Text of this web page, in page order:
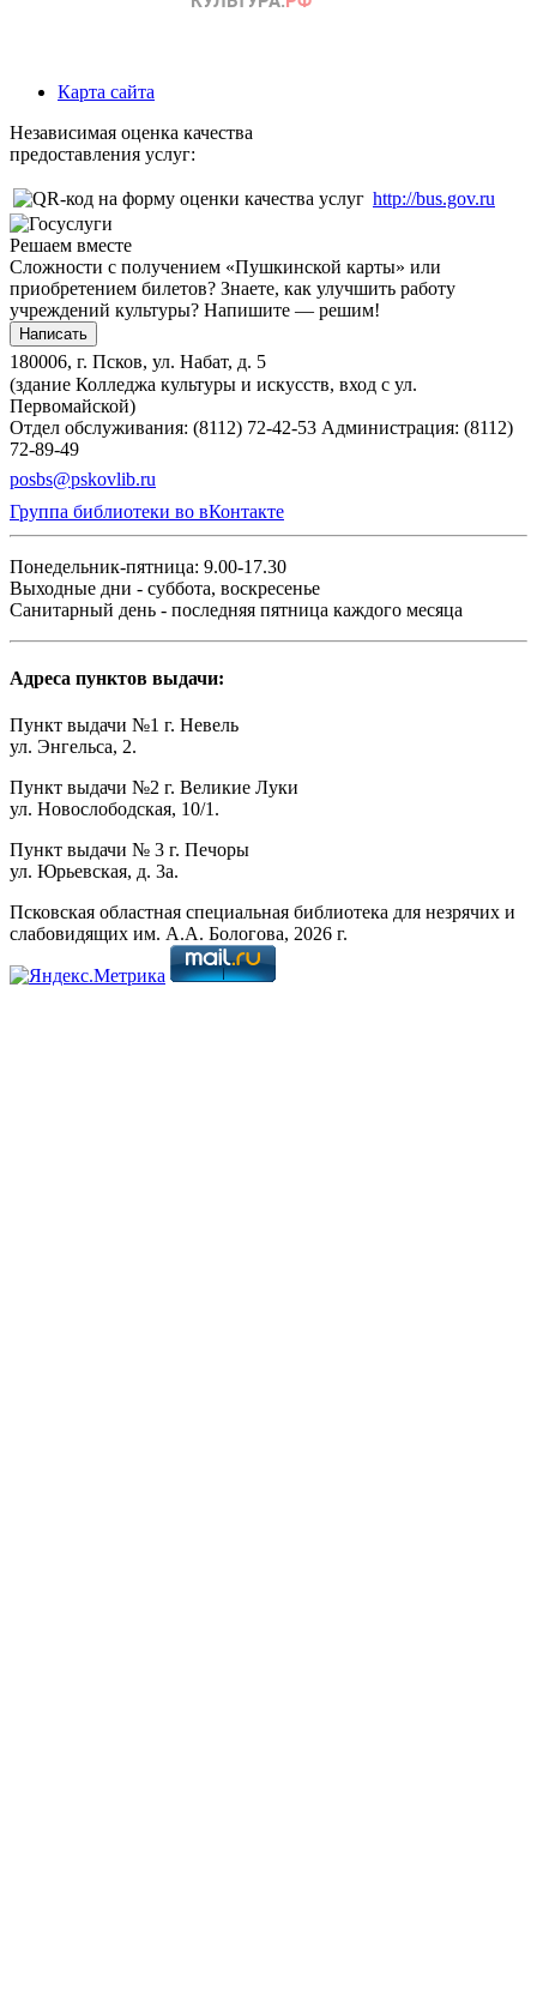
Карта сайта
Независимая оценка качества
предоставления услуг:
http://bus.gov.ru
Решаем вместе
Сложности с получением «Пушкинской карты» или
приобретением билетов? Знаете, как улучшить работу
учреждений культуры? Напишите — решим!
Написать
180006, г. Псков, ул. Набат, д. 5
(здание Колледжа культуры и искусств, вход с ул.
Первомайской)
Отдел обслуживания: (8112) 72-42-53 Администрация: (8112)
72-89-49
posbs@pskovlib.ru
Группа библиотеки во вКонтакте
Понедельник-пятница: 9.00-17.30
Выходные дни - суббота, воскресенье
Санитарный день - последняя пятница каждого месяца
Адреса пунктов выдачи:
Пункт выдачи №1 г. Невель
ул. Энгельса, 2.
Пункт выдачи №2 г. Великие Луки
ул. Новослободская, 10/1.
Пункт выдачи № 3 г. Печоры
ул. Юрьевская, д. 3а.
Псковская областная специальная библиотека для незрячих и
слабовидящих им. А.А. Бологова, 2026 г.